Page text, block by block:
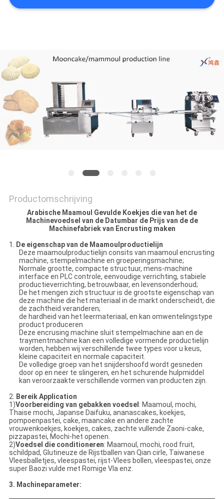
EEN
SITEMAP
PRIVACY
POLICY
Productomschrijving
Arabische Maamoul Gevulde Koekjes die van het de
Machinevoedsel van de Datumbar de Prijs van de de
Machinefabriek van Encrusting maken
1. De eigenschap van de Maamoulproductielijn
Deze maamoulproductielijn consits van maamoul encrusting
machine, stempelmachine en groeperingsmachine;
Normale grootte, compacte structuur, mens-machine
interface en PLC controle, eenvoudige verrichting, stabiele
productieverrichting, betrouwbaar, en levensonderhoud;
De het mengen zich structuur is de grootste eigenschap van
deze machine die het materiaal in de markt onderscheidt, die
de zachtheid veranderen;
de hardheid van het leermateriaal, en kan omwentelingstype
product produceren
Deze encrusing machine sluit stempelmachine aan en de
traymentmachine kan een volledige vormende productielijn
worden, hebben wij verschillende twee types voor u keus,
kleine capaciteit en normale capaciteit.
De volledige groep van het snijdershoofd wordt gesneden
door op en neer te slingeren, en het schurende hulpmiddel
kan veroorzaakte verschillende vormen van producten zijn.
2. Bereik Application
1)Voorbereiding van gebakken voedsel : Maamoul, mochi,
Thaise mochi, Japanse Daifuku, ananascakes, koekjes,
pompoenpastei, cake, maancake en andere zachte
vrouwenkoekjes, koekjes, cakes, zachte vullende Zaoni-cake,
pizzapastei, Mochi-het openen.
2)Voedsel die conditioneren: Maamoul, mochi, rood fruit,
schildpad, Glutineuze de Rijstballen van Qian cirle, Taiwanese
Vleesballetjes, vleespastei, rijst-Vlees bollen, vleespastei, onze
super Baozi vulde met Romige Vla enz.
3. Machineparameter: